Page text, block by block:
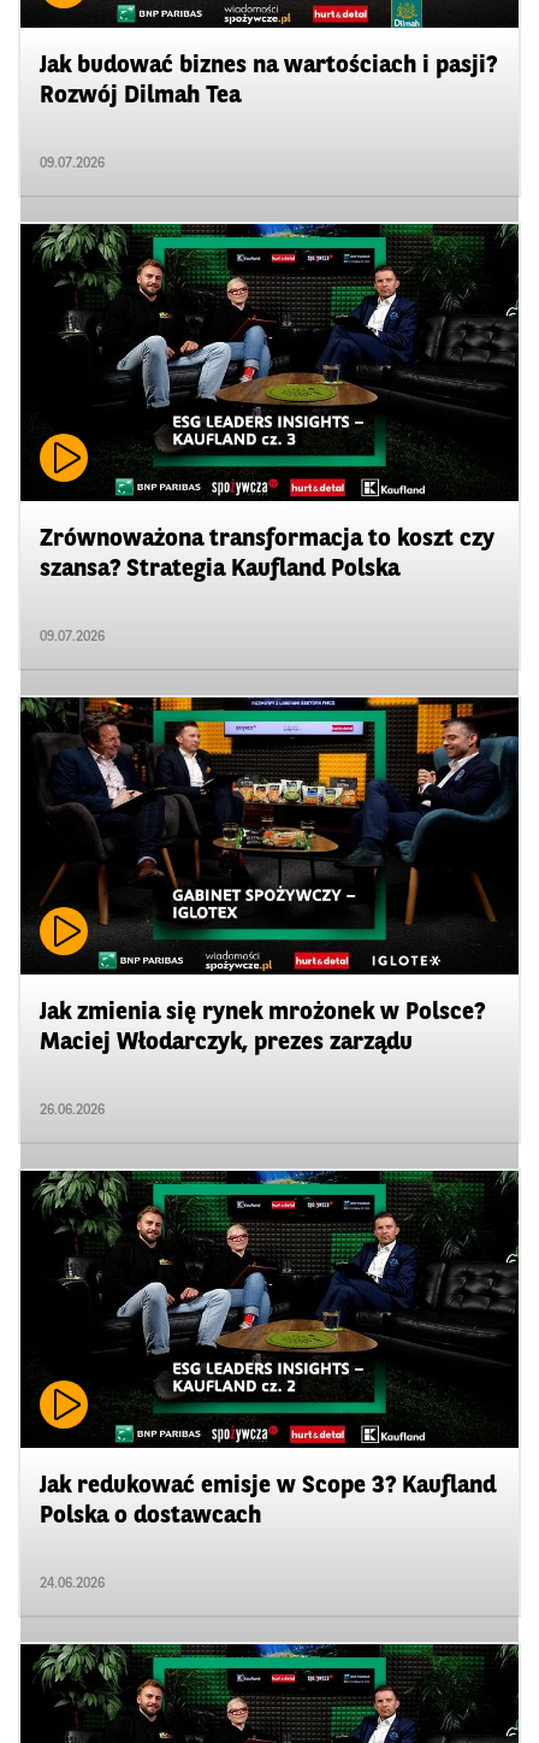
Jak budować biznes na wartościach i pasji?
Rozwój Dilmah Tea
09.07.2026
Zrównoważona transformacja to koszt czy
szansa? Strategia Kaufland Polska
09.07.2026
Jak zmienia się rynek mrożonek w Polsce?
Maciej Włodarczyk, prezes zarządu
26.06.2026
Jak redukować emisje w Scope 3? Kaufland
Polska o dostawcach
24.06.2026